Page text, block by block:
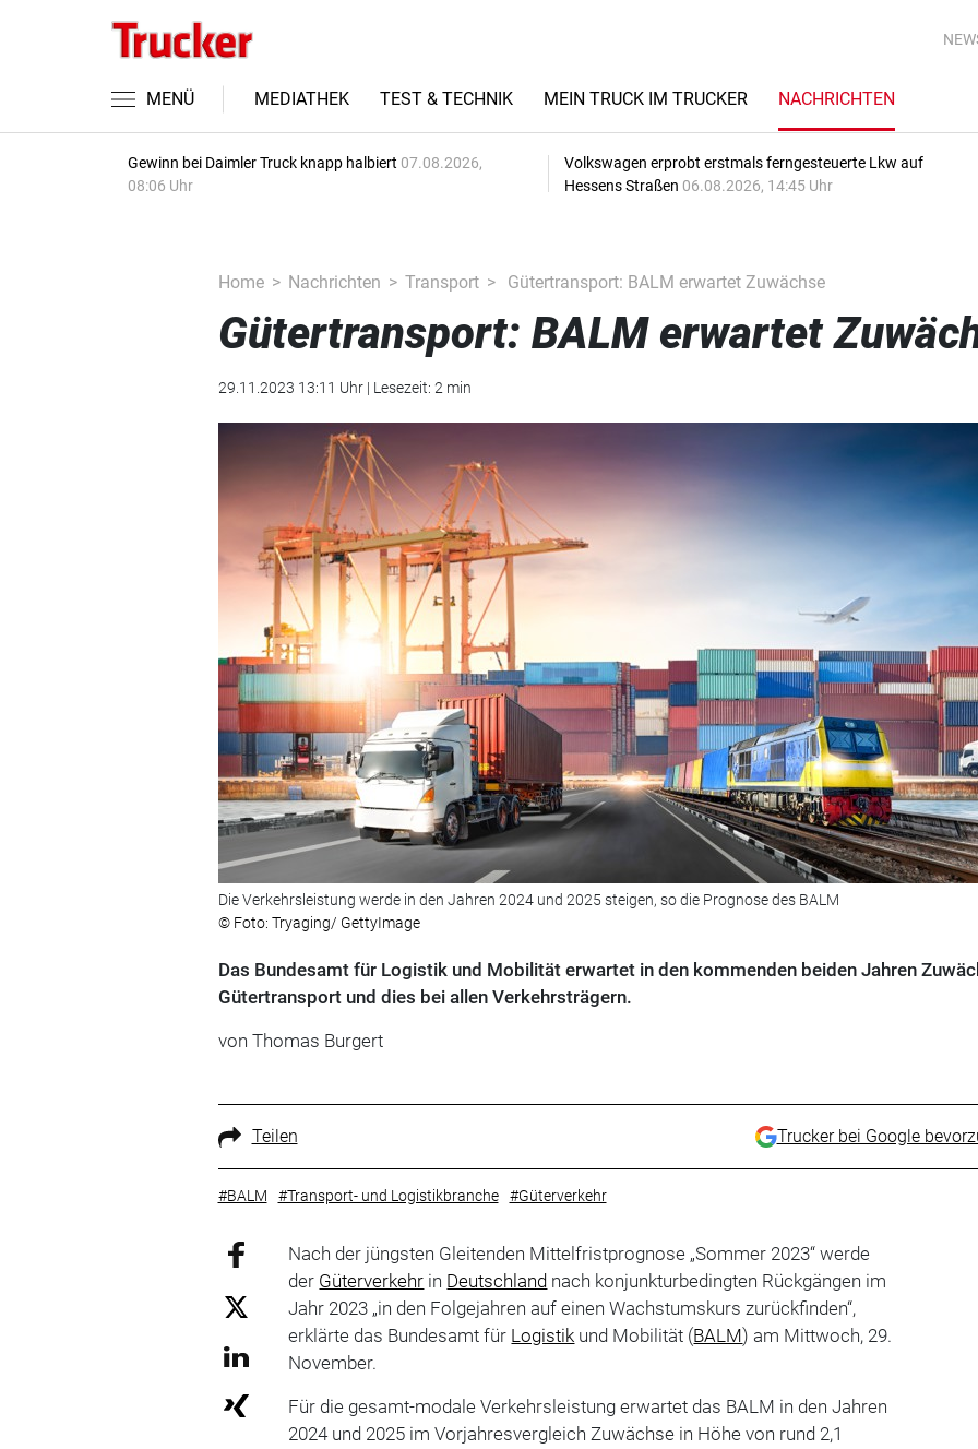
MENÜ MEDIATHEK TEST & TECHNIK MEIN TRUCK IM TRUCKER NACHRICHTEN
Gewinn bei Daimler Truck knapp halbiert 07.08.2026,
08:06 Uhr
Volkswagen erprobt erstmals ferngesteuerte Lkw auf
Hessens Straßen 06.08.2026, 14:45 Uhr
Home Nachrichten Transport Gütertransport: BALM erwartet Zuwächse
Gütertransport: BALM erwartet
29.11.2023 13:11 Uhr | Lesezeit: 2 min
Die Verkehrsleistung werde in den Jahren 2024 und 2025 steigen, so die Prognose des BALM
© Foto: Tryaging/ GettyImage
Das Bundesamt für Logistik und Mobilität erwartet in den kommenden beiden Jahren
Gütertransport und dies bei allen Verkehrsträgern.
von Thomas Burgert
Teilen Trucker bei Google
#BALM #Transport- und Logistikbranche #Güterverkehr
Nach der jüngsten Gleitenden Mittelfristprognose „Sommer 2023“ werde
der Güterverkehr in Deutschland nach konjunkturbedingten Rückgängen im
Jahr 2023 „in den Folgejahren auf einen Wachstumskurs zurückfinden“,
erklärte das Bundesamt für Logistik und Mobilität (BALM) am Mittwoch, 29.
November.
Für die gesamt-modale Verkehrsleistung erwartet das BALM in den Jahren
2024 und 2025 im Vorjahresvergleich Zuwächse in Höhe von rund 2,1